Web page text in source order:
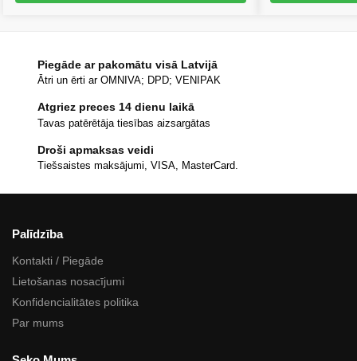
Piegāde ar pakomātu visā Latvijā
Ātri un ērti ar OMNIVA; DPD; VENIPAK
Atgriez preces 14 dienu laikā
Tavas patērētāja tiesības aizsargātas
Droši apmaksas veidi
Tiešsaistes maksājumi, VISA, MasterCard.
Palīdzība
Kontakti / Piegāde
Lietošanas nosacījumi
Konfidencialitātes politika
Par mums